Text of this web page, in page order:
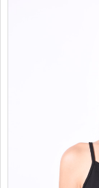
INFORMATII